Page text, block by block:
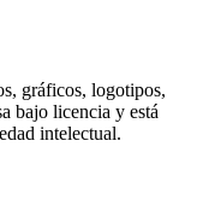
gráficos, logotipos,
bajo licencia y está
intelectual.